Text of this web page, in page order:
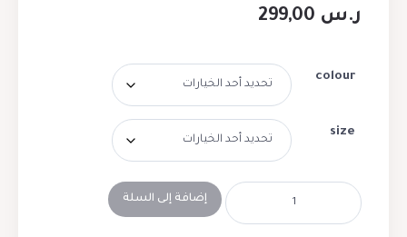
ر.س
colour
size
إضافة إلى السلة